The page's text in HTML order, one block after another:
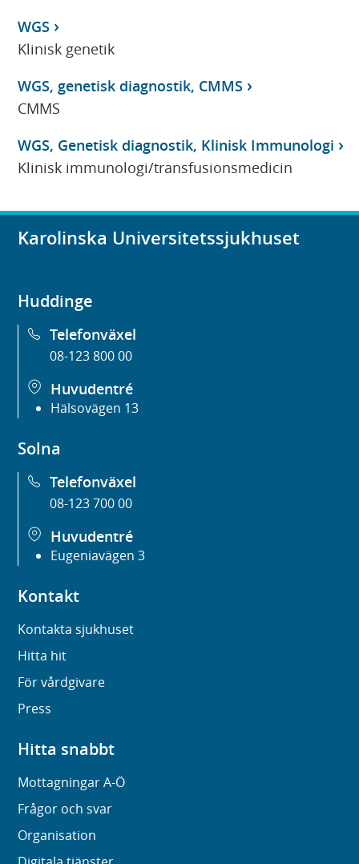
WGS
Klinisk genetik
WGS, genetisk diagnostik, CMMS
CMMS
WGS, Genetisk diagnostik, Klinisk Immunologi
Klinisk immunologi/transfusionsmedicin
Karolinska Universitetssjukhuset
Huddinge
Telefonväxel
08-123 800 00
Huvudentré
Hälsovägen 13
Solna
Telefonväxel
08-123 700 00
Huvudentré
Eugeniavägen 3
Kontakt
Kontakta sjukhuset
Hitta hit
För vårdgivare
Press
Hitta snabbt
Mottagningar A-Ö
Frågor och svar
Organisation